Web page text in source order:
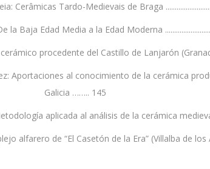
Cerâmicas Tardo-Medievais de Braga
Edad Media a la Edad Moderna
procedente del Castillo de Lanjarón (Granada)
Aportaciones al conocimiento de la cerámica
Galicia …….. 145
aplicada al análisis de la cerámica
de “El Casetón de la Era” (Villalba de los